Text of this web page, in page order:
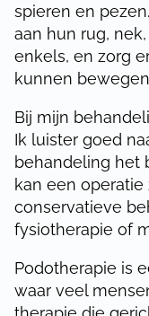
spieren en
aan hun rug,
enkels, en zorg
kunnen
Bij mijn
Ik luister goed
behandeling het
kan een operatie
conservatieve
fysiotherapie of
Podotherapie is
waar veel